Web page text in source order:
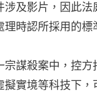
及影片，因此
時認所採用的標
宗謀殺案中，控
實境等科技下，